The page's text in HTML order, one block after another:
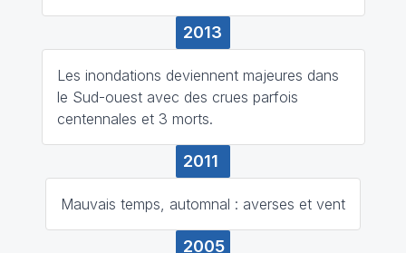
2013
Les inondations deviennent majeures dans
le Sud-ouest avec des crues parfois
centennales et 3 morts.
2011
Mauvais temps, automnal : averses et vent
2005